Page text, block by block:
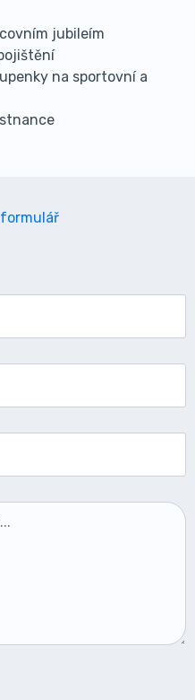
jubileím
na sportovní a